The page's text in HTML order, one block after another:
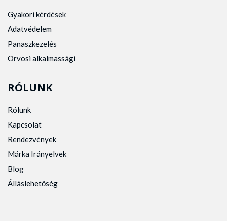
Gyakori kérdések
Adatvédelem
Panaszkezelés
Orvosi alkalmassági
RÓLUNK
Rólunk
Kapcsolat
Rendezvények
Márka Irányelvek
Blog
Álláslehetőség